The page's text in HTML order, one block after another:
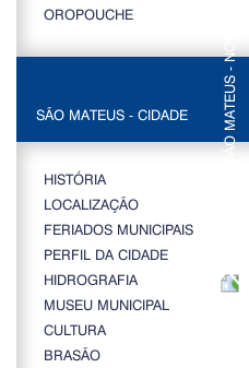
OROPOUCHE
SÃO MATEUS - CIDADE
HISTÓRIA
LOCALIZAÇÃO
FERIADOS MUNICIPAIS
PERFIL DA CIDADE
HIDROGRAFIA
MUSEU MUNICIPAL
CULTURA
BRASÃO